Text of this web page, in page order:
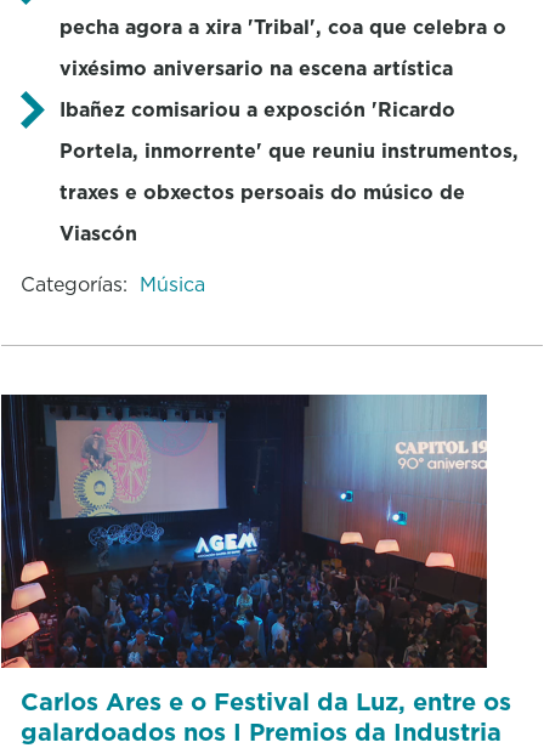
pecha agora a xira 'Tribal', coa que celebra o
vixésimo aniversario na escena artística
Ibañez comisariou a exposción 'Ricardo
Portela, inmorrente' que reuniu instrumentos,
traxes e obxectos persoais do músico de
Viascón
Categorías: Música
Carlos Ares e o Festival da Luz, entre os
galardoados nos I Premios da Industria